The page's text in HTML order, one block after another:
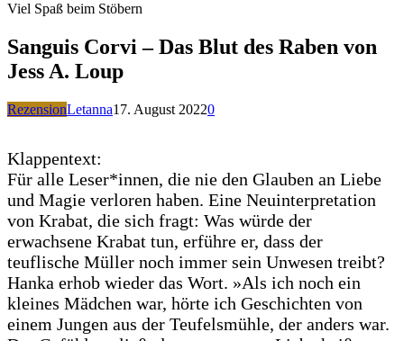
Viel Spaß beim Stöbern
Sanguis Corvi – Das Blut des Raben von
Jess A. Loup
RezensionLetanna17. August 20220
Klappentext:
Für alle Leser*innen, die nie den Glauben an Liebe
und Magie verloren haben. Eine Neuinterpretation
von Krabat, die sich fragt: Was würde der
erwachsene Krabat tun, erführe er, dass der
teuflische Müller noch immer sein Unwesen treibt?
Hanka erhob wieder das Wort. »Als ich noch ein
kleines Mädchen war, hörte ich Geschichten von
einem Jungen aus der Teufelsmühle, der anders war.